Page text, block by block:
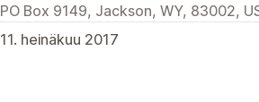
PO Box 9149, Jackson, WY, 83002,
11. heinäkuu 2017